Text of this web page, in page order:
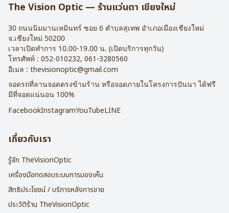
The Vision Optic — ร้านแว่นตา เชียงใหม่
30 ถนนนิมมานเหมินทร์ ซอย 6 ตำบลสุเทพ อำเภอเมืองเชียงใหม่
จ.เชียงใหม่ 50200
เวลาเปิดทำการ 10.00-19.00 น. (เปิดบริการทุกวัน)
โทรศัพท์ : 052-010232, 061-3280560
อีเมล : thevisionoptic@gmail.com
จอดรถที่ลานจอดตรงข้ามร้าน หรือจอดภายในโครงการปันนา ได้ฟรี
มีที่จอดแน่นอน 100%
FacebookInstagramYouTubeLINE
เกี่ยวกับเรา
รู้จัก TheVisionOptic
เครื่องมือทดสอบระบบการมองเห็น
สิทธิประโยชน์ / บริการหลังการขาย
ประวัติร้าน TheVisionOptic